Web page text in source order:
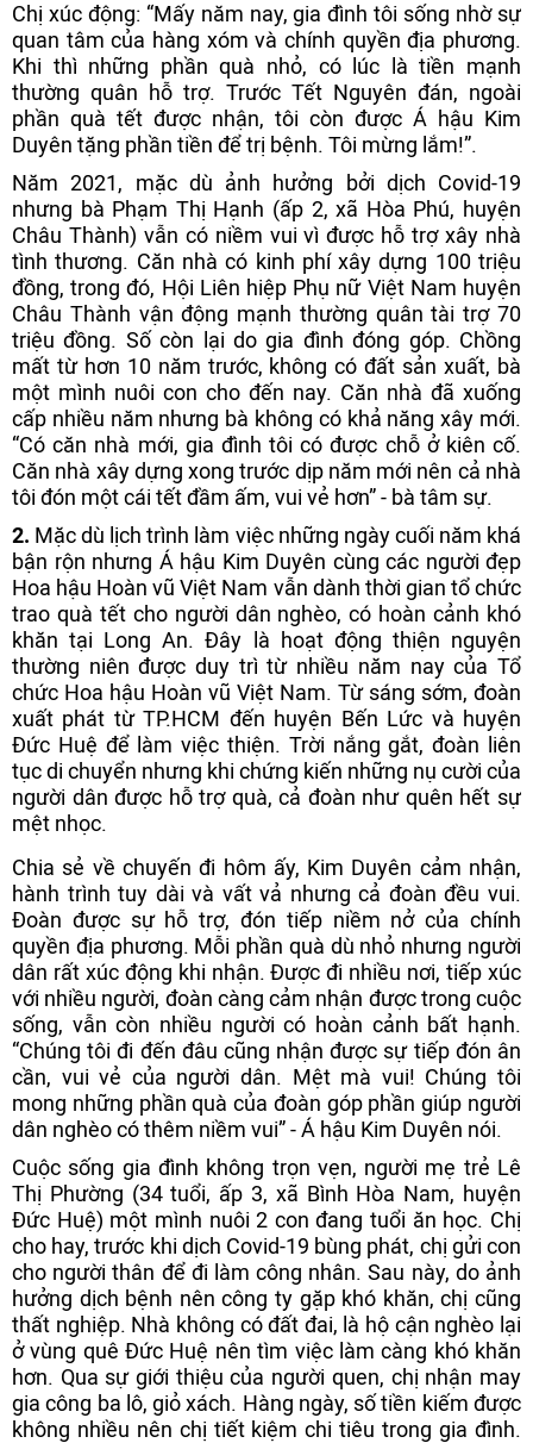
Chị xúc động: “Mấy năm nay, gia đình tôi sống nhờ sự
quan tâm của hàng xóm và chính quyền địa phương.
Khi thì những phần quà nhỏ, có lúc là tiền mạnh
thường quân hỗ trợ. Trước Tết Nguyên đán, ngoài
phần quà tết được nhận, tôi còn được Á hậu Kim
Duyên tặng phần tiền để trị bệnh. Tôi mừng lắm!”.
Năm 2021, mặc dù ảnh hưởng bởi dịch Covid-19
nhưng bà Phạm Thị Hạnh (ấp 2, xã Hòa Phú, huyện
Châu Thành) vẫn có niềm vui vì được hỗ trợ xây nhà
tình thương. Căn nhà có kinh phí xây dựng 100 triệu
đồng, trong đó, Hội Liên hiệp Phụ nữ Việt Nam huyện
Châu Thành vận động mạnh thường quân tài trợ 70
triệu đồng. Số còn lại do gia đình đóng góp. Chồng
mất từ hơn 10 năm trước, không có đất sản xuất, bà
một mình nuôi con cho đến nay. Căn nhà đã xuống
cấp nhiều năm nhưng bà không có khả năng xây mới.
“Có căn nhà mới, gia đình tôi có được chỗ ở kiên cố.
Căn nhà xây dựng xong trước dịp năm mới nên cả nhà
tôi đón một cái tết đầm ấm, vui vẻ hơn” - bà tâm sự.
2. Mặc dù lịch trình làm việc những ngày cuối năm khá
bận rộn nhưng Á hậu Kim Duyên cùng các người đẹp
Hoa hậu Hoàn vũ Việt Nam vẫn dành thời gian tổ chức
trao quà tết cho người dân nghèo, có hoàn cảnh khó
khăn tại Long An. Đây là hoạt động thiện nguyện
thường niên được duy trì từ nhiều năm nay của Tổ
chức Hoa hậu Hoàn vũ Việt Nam. Từ sáng sớm, đoàn
xuất phát từ TP.HCM đến huyện Bến Lức và huyện
Đức Huệ để làm việc thiện. Trời nắng gắt, đoàn liên
tục di chuyển nhưng khi chứng kiến những nụ cười của
người dân được hỗ trợ quà, cả đoàn như quên hết sự
mệt nhọc.
Chia sẻ về chuyến đi hôm ấy, Kim Duyên cảm nhận,
hành trình tuy dài và vất vả nhưng cả đoàn đều vui.
Đoàn được sự hỗ trợ, đón tiếp niềm nở của chính
quyền địa phương. Mỗi phần quà dù nhỏ nhưng người
dân rất xúc động khi nhận. Được đi nhiều nơi, tiếp xúc
với nhiều người, đoàn càng cảm nhận được trong cuộc
sống, vẫn còn nhiều người có hoàn cảnh bất hạnh.
“Chúng tôi đi đến đâu cũng nhận được sự tiếp đón ân
cần, vui vẻ của người dân. Mệt mà vui! Chúng tôi
mong những phần quà của đoàn góp phần giúp người
dân nghèo có thêm niềm vui” - Á hậu Kim Duyên nói.
Cuộc sống gia đình không trọn vẹn, người mẹ trẻ Lê
Thị Phường (34 tuổi, ấp 3, xã Bình Hòa Nam, huyện
Đức Huệ) một mình nuôi 2 con đang tuổi ăn học. Chị
cho hay, trước khi dịch Covid-19 bùng phát, chị gửi con
cho người thân để đi làm công nhân. Sau này, do ảnh
hưởng dịch bệnh nên công ty gặp khó khăn, chị cũng
thất nghiệp. Nhà không có đất đai, là hộ cận nghèo lại
ở vùng quê Đức Huệ nên tìm việc làm càng khó khăn
hơn. Qua sự giới thiệu của người quen, chị nhận may
gia công ba lô, giỏ xách. Hàng ngày, số tiền kiếm được
không nhiều nên chị tiết kiệm chi tiêu trong gia đình.